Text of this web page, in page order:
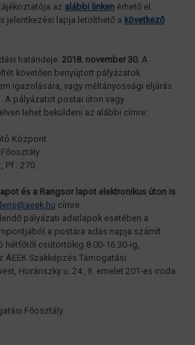
az alábbi linken érhető el.
jelentkezési lapja letölthető a következő
határideje: 2018. november 30. A
követően benyújtott pályázatok
igazolására, vagy méltányossági eljárás
A pályázatot postai úton vagy
lehet beküldeni az alábbi címre:
Központ
Pf.: 270.
és a Rangsor lapot elektronikus úton is
címre.
pályázati adatlapok esetében a
a postára adás napja számít.
hétfőtől csütörtökig 8.00-16.30-ig,
ÁEEK Szakképzés Támogatási
Horánszky u. 24., II. emelet 201-es iroda.
Főosztály